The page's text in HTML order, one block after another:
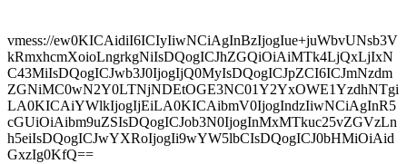
vmess://ew0KICAidiI6ICIyIiwNCiAgInBzIjogIue+juWbvUNsb3V
kRmxhcmXoioLngrkgNiIsDQogICJhZGQiOiAiMTk4LjQxLjIxN
C43MiIsDQogICJwb3J0IjogIjQ0MyIsDQogICJpZCI6ICJmNzdm
ZGNiMC0wN2Y0LTNjNDEtOGE3NC01Y2YxOWE1YzdhNTgi
LA0KICAiYWlkIjogIjEiLA0KICAibmV0IjogIndzIiwNCiAgInR5
cGUiOiAibm9uZSIsDQogICJob3N0IjogInMxMTkuc25vZGVzLn
h5eiIsDQogICJwYXRoIjogIi9wYW5lbCIsDQogICJ0bHMiOiAid
GxzIg0KfQ==